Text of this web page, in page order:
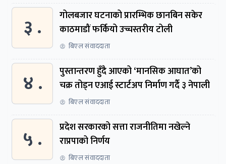
३ .
गोलबजार घटनाको प्रारम्भिक छानबिन सकेर
काठमाडौं फर्कियो उच्चस्तरीय टोली
बिएल संवाददाता
४ .
पुस्तान्तरण हुँदै आएको ‘मानसिक आघात’को
चक्र तोड्न एआई स्टार्टअप निर्माण गर्दै ३ नेपाली
बिएल संवाददाता
५ .
प्रदेश सरकारको सत्ता राजनीतिमा नखेल्ने
राप्रपाको निर्णय
बिएल संवाददाता